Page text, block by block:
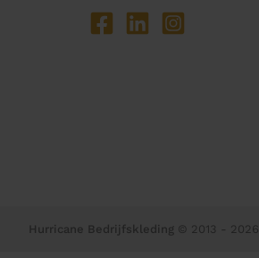
Hurricane Bedrijfskleding © 2013 - 2026